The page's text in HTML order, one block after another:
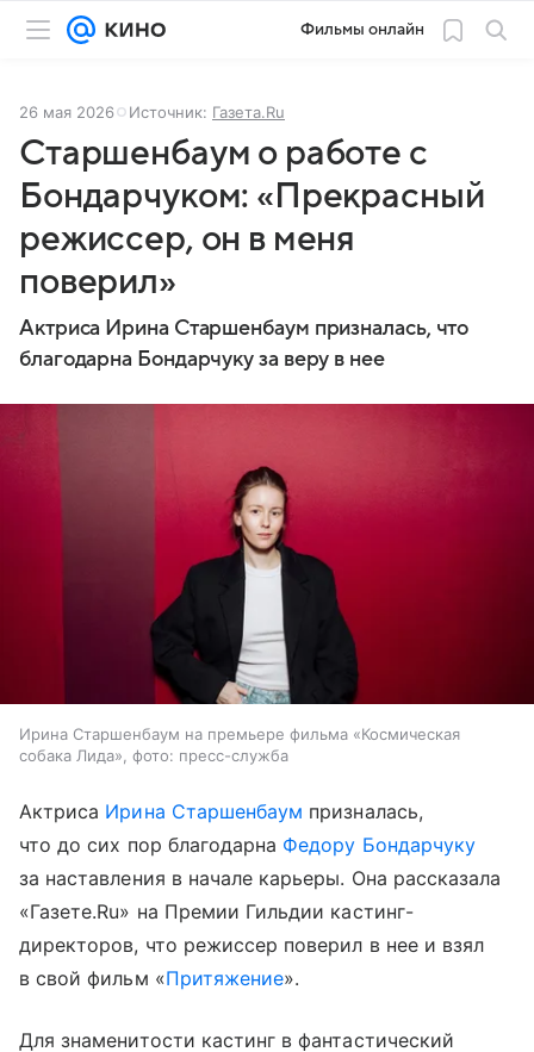
Фильмы онлайн
26 мая 2026 Источник: Газета.Ru
Старшенбаум о работе с
Бондарчуком: «Прекрасный
режиссер, он в меня
поверил»
Актриса Ирина Старшенбаум призналась, что
благодарна Бондарчуку за веру в нее
Ирина Старшенбаум на премьере фильма «Космическая
собака Лида», фото: пресс-служба
Актриса Ирина Старшенбаум призналась,
что до сих пор благодарна Федору Бондарчуку
за наставления в начале карьеры. Она рассказала
«Газете.Ru» на Премии Гильдии кастинг-
директоров, что режиссер поверил в нее и взял
в свой фильм «Притяжение».
Для знаменитости кастинг в фантастический